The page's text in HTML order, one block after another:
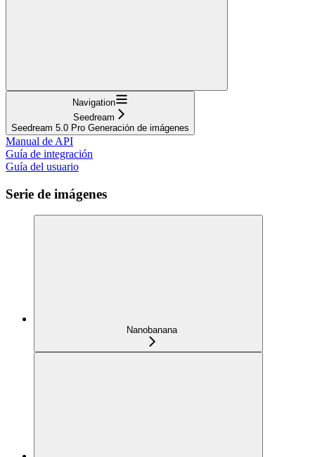
Navigation
Seedream
Seedream 5.0 Pro Generación de imágenes
Manual de API
Guía de integración
Guía del usuario
Serie de imágenes
Nanobanana